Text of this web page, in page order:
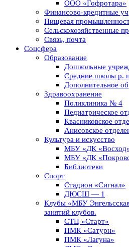
ООО «Гофротара»
Финансово-кредитные
Пищевая
Сельскохозяйственные
Связь, почта
Соцсфера
Образование
Дошкольные
Средние школы р.
Дополнительное
Здравоохранение
Поликлиника № 4
Педиатрическое
Квасниковское
Анисовское
Культура и искусство
МБУ «ДК
МБУ «ДК
Библиотеки
Спорт
Стадион «Сигнал»
ДЮСШ — 1
Клубы «МБУ
занятий клубов.
СТЦ «Старт»
ПМК «Сатурн»
ПМК «Лагуна»